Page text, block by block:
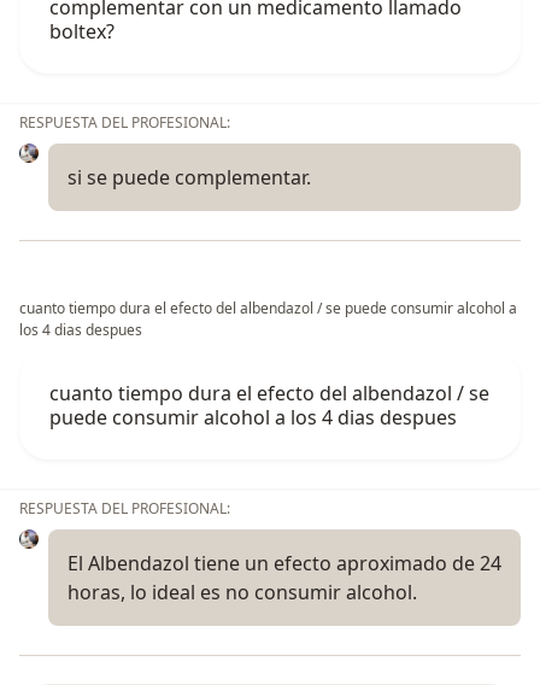
complementar con un medicamento llamado
boltex?
RESPUESTA DEL PROFESIONAL:
si se puede complementar.
cuanto tiempo dura el efecto del albendazol / se puede consumir alcohol a
los 4 dias despues
cuanto tiempo dura el efecto del albendazol / se
puede consumir alcohol a los 4 dias despues
RESPUESTA DEL PROFESIONAL:
El Albendazol tiene un efecto aproximado de 24
horas, lo ideal es no consumir alcohol.